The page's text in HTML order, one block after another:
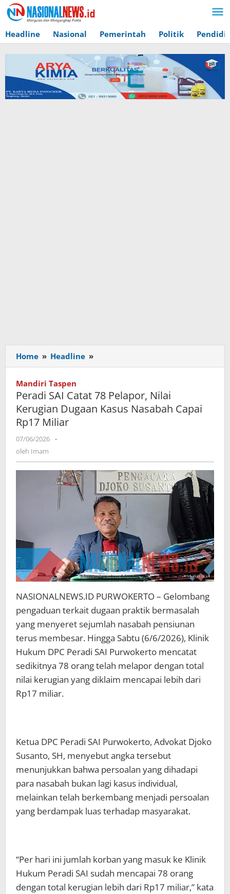
Lewati
ke
konten
Headline Nasional Pemerintah Politik
Home » Headline »
SAI
78
Pelapor,
Nilai
Capai
Rp17
Miliar
Mandiri Taspen
Peradi SAI Catat 78 Pelapor, Nilai
Kerugian Dugaan Kasus Nasabah Capai
Rp17 Miliar
07/06/2026 oleh
-
oleh Imam
NASIONALNEWS.ID PURWOKERTO – Gelombang
pengaduan terkait dugaan praktik bermasalah
yang menyeret sejumlah nasabah pensiunan
terus membesar. Hingga Sabtu (6/6/2026), Klinik
Hukum DPC Peradi SAI Purwokerto mencatat
sedikitnya 78 orang telah melapor dengan total
nilai kerugian yang diklaim mencapai lebih dari
Rp17 miliar.
Ketua DPC Peradi SAI Purwokerto, Advokat Djoko
Susanto, SH, menyebut angka tersebut
menunjukkan bahwa persoalan yang dihadapi
para nasabah bukan lagi kasus individual,
melainkan telah berkembang menjadi persoalan
yang berdampak luas terhadap masyarakat.
“Per hari ini jumlah korban yang masuk ke Klinik
Hukum Peradi SAI sudah mencapai 78 orang
dengan total kerugian lebih dari Rp17 miliar,” kata